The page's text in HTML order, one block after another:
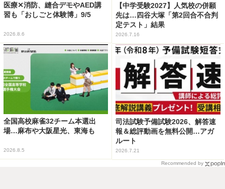
医療✕消防、縫合デモやAED講
習も「おしごと体験博」9/5
2026.8.6
【中学受験2027】人気校の併願
先は…四谷大塚「第2回合不合判
定テスト」結果
2026.7.16
全国高校麻雀32チーム本選出
場…麻布や大阪星光、東海も
2026.8.5
司法試験予備試験2026、解答速
報＆総評動画を無料公開…アガ
ルート
2026.7.21
Recommended by